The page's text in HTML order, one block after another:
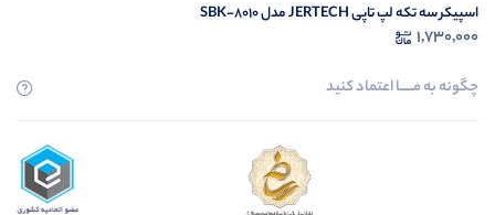
اسپیکر سه تکه لپ تاپی JERTECH مدل SBK-8010
1,730,000
چگونه به مــــــا اعتماد کنید